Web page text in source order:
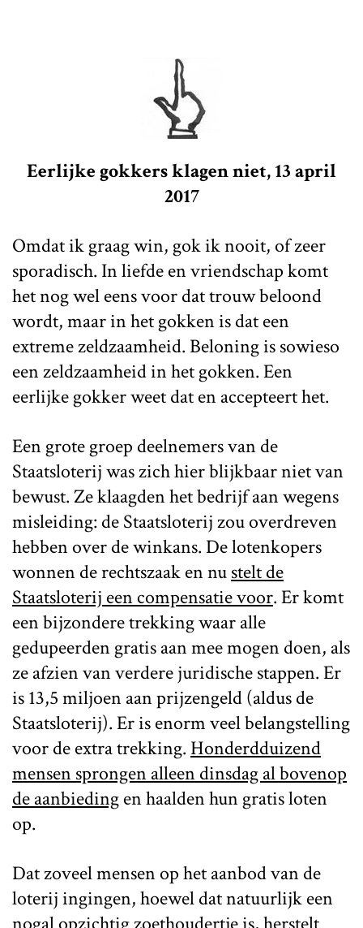
Eerlijke gokkers klagen niet, 13 april
2017
Omdat ik graag win, gok ik nooit, of zeer
sporadisch. In liefde en vriendschap komt
het nog wel eens voor dat trouw beloond
wordt, maar in het gokken is dat een
extreme zeldzaamheid. Beloning is sowieso
een zeldzaamheid in het gokken. Een
eerlijke gokker weet dat en accepteert het.
Een grote groep deelnemers van de
Staatsloterij was zich hier blijkbaar niet van
bewust. Ze klaagden het bedrijf aan wegens
misleiding: de Staatsloterij zou overdreven
hebben over de winkans. De lotenkopers
wonnen de rechtszaak en nustelt de
Staatsloterij een compensatie voor. Er komt
een bijzondere trekking waar alle
gedupeerden gratis aan mee mogen doen, als
ze afzien van verdere juridische stappen. Er
is 13,5 miljoen aan prijzengeld (aldus de
Staatsloterij). Er is enorm veel belangstelling
voor de extra trekking. Honderdduizend
mensen sprongen alleen dinsdag al bovenop
de aanbiedingen haalden hun gratis loten
op.
Dat zoveel mensen op het aanbod van de
loterij ingingen, hoewel dat natuurlijk een